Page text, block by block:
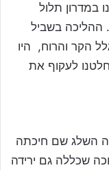
במדרון תלול
ההליכה בשביל
הקר והרוח, היו
לעקוף את
השלג שם חיכתה
שכללה גם ירידה